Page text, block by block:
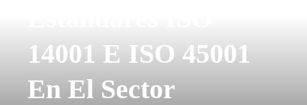
14001 E ISO 45001
En El Sector